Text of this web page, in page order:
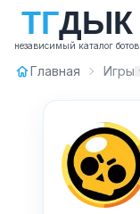
ТГДЫК
независимый каталог ботов
Главная Игры